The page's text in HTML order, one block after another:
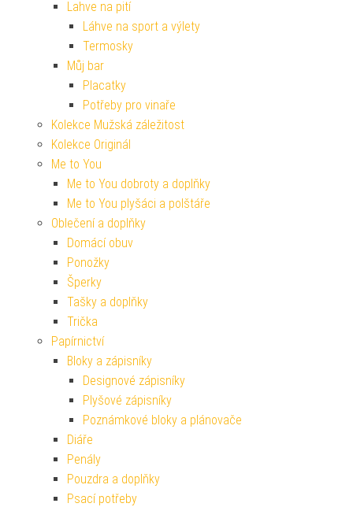
Lahve na pití
Láhve na sport a výlety
Termosky
Můj bar
Placatky
Potřeby pro vinaře
Kolekce Mužská záležitost
Kolekce Originál
Me to You
Me to You dobroty a doplňky
Me to You plyšáci a polštáře
Oblečení a doplňky
Domácí obuv
Ponožky
Šperky
Tašky a doplňky
Trička
Papírnictví
Bloky a zápisníky
Designové zápisníky
Plyšové zápisníky
Poznámkové bloky a plánovače
Diáře
Penály
Pouzdra a doplňky
Psací potřeby